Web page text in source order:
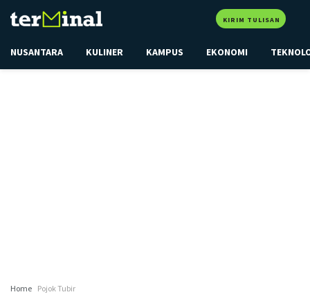
KIRIM TULISAN
NUSANTARA KULINER KAMPUS EKONOMI
Home Pojok Tubir